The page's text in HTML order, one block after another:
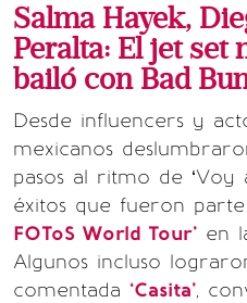
Salma Hayek,
Peralta: El jet set
bailó con Bad
Desde influencers y
mexicanos
pasos al ritmo de ‘Voy
éxitos que fueron
FOToS World Tour’ en
Algunos incluso
comentada ‘Casita’,